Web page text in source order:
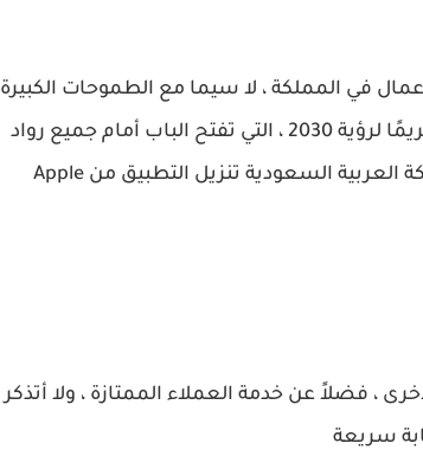
في المملكة ، لا سيما مع الطموحات الكبيرة
للاستفادة من نموذج دز في المساحات والصناعات الأكبر ، وتكريمًا لرؤية 2030 ، التي تفتح الباب أمام جميع رواد
الأعمال السعوديين ومنفتحون والمقيمون فيها. يمكن للمملكة العربية السعودية تنزيل التطبيق من Apple
، فضلاً عن خدمة العملاء الممتازة ، ولا أتذكر
سريعة